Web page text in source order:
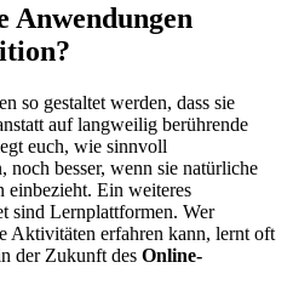
Anwendungen
so gestaltet werden, dass sie
auf langweilig berührende
euch, wie sinnvoll
noch besser, wenn sie natürliche
einbezieht. Ein weiteres
sind Lernplattformen. Wer
Aktivitäten erfahren kann, lernt oft
der Zukunft des Online-